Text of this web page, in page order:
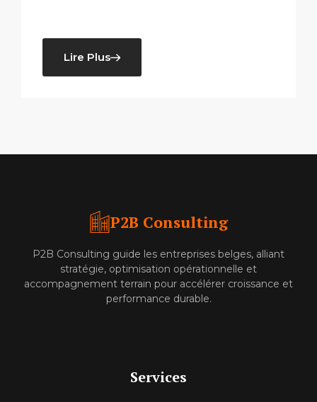
Lire Plus
P2B Consulting
P2B Consulting guide les entreprises belges, alliant
stratégie, optimisation opérationnelle et
accompagnement terrain pour accélérer croissance et
performance durable.
Services